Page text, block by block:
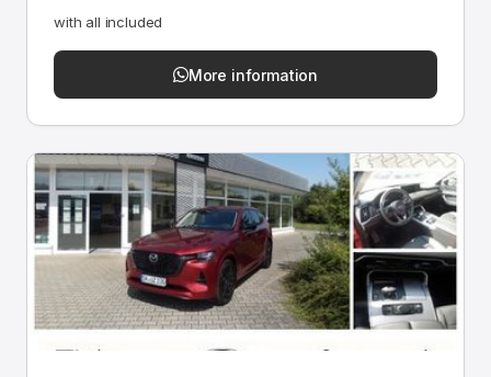
with all included
More information